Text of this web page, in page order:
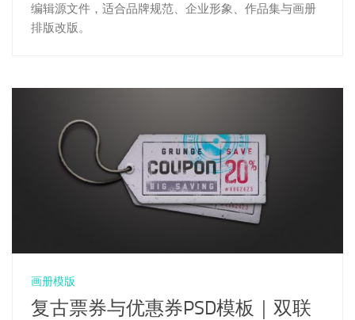
编辑源文件，适合品牌规范、企业形象、作品集与画册
排版改版。
画册模版
复古票券与优惠券PSD模板｜双联